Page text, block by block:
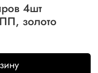
4шт
золото